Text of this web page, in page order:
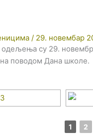
/ 29. новембар
су 29.
поводом Дана школе.
1 2